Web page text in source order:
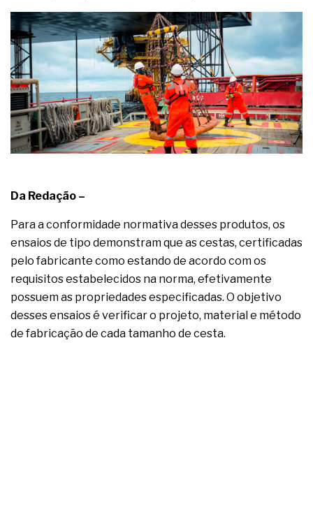
modelo de IA
A IA elevou a régua do comprador B2B e a venda
complexa ficou ainda mais humana
Da Redação –
Para a conformidade normativa desses produtos, os
ensaios de tipo demonstram que as cestas, certificadas
pelo fabricante como estando de acordo com os
requisitos estabelecidos na norma, efetivamente
possuem as propriedades especificadas. O objetivo
desses ensaios é verificar o projeto, material e método
de fabricação de cada tamanho de cesta.